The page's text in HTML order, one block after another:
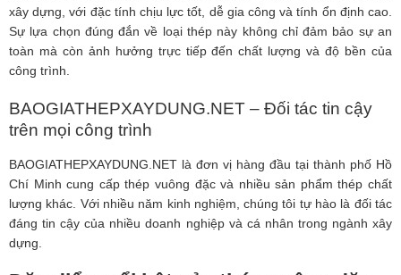
xây dựng, với đặc tính chịu lực tốt, dễ gia công và tính ổn định cao.
Sự lựa chọn đúng đắn về loại thép này không chỉ đảm bảo sự an
toàn mà còn ảnh hưởng trực tiếp đến chất lượng và độ bền của
công trình.
BAOGIATHEPXAYDUNG.NET – Đối tác tin cậy
trên mọi công trình
BAOGIATHEPXAYDUNG.NET là đơn vị hàng đầu tại thành phố Hồ
Chí Minh cung cấp thép vuông đặc và nhiều sản phẩm thép chất
lượng khác. Với nhiều năm kinh nghiệm, chúng tôi tự hào là đối tác
đáng tin cậy của nhiều doanh nghiệp và cá nhân trong ngành xây
dựng.